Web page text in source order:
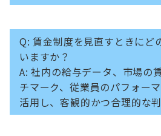
Q: 賃金制度を見直すときにど
いますか？
A: 社内の給与データ、市場の
チマーク、従業員のパフォー
活用し、客観的かつ合理的な判